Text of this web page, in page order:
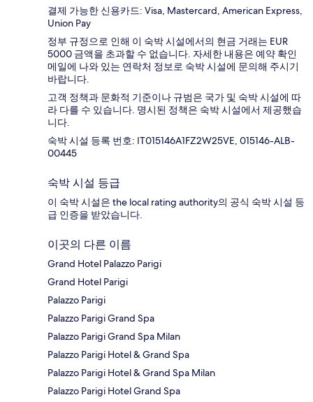
결제 가능한 신용카드: Visa, Mastercard, American Express,
Union Pay
정부 규정으로 인해 이 숙박 시설에서의 현금 거래는 EUR
5000 금액을 초과할 수 없습니다. 자세한 내용은 예약 확인
메일에 나와 있는 연락처 정보로 숙박 시설에 문의해 주시기
바랍니다.
고객 정책과 문화적 기준이나 규범은 국가 및 숙박 시설에 따
라 다를 수 있습니다. 명시된 정책은 숙박 시설에서 제공했습
니다.
숙박 시설 등록 번호: IT015146A1FZ2W25VE, 015146-ALB-
00445
숙박 시설 등급
이 숙박 시설은 the local rating authority의 공식 숙박 시설 등
급 인증을 받았습니다.
이곳의 다른 이름
Grand Hotel Palazzo Parigi
Grand Hotel Parigi
Palazzo Parigi
Palazzo Parigi Grand Spa
Palazzo Parigi Grand Spa Milan
Palazzo Parigi Hotel & Grand Spa
Palazzo Parigi Hotel & Grand Spa Milan
Palazzo Parigi Hotel Grand Spa